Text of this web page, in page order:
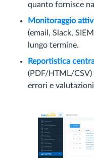
quanto fornisce
Monitoraggio
(email, Slack,
lungo termine.
Reportistica
(PDF/HTML/CSV)
errori e